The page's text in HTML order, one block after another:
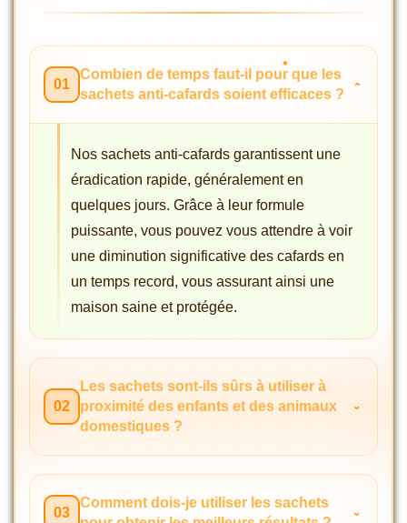
01
Combien de temps faut-il pour que les
sachets anti-cafards soient efficaces ?
Nos sachets anti-cafards garantissent une
éradication rapide, généralement en
quelques jours. Grâce à leur formule
puissante, vous pouvez vous attendre à voir
une diminution significative des cafards en
un temps record, vous assurant ainsi une
maison saine et protégée.
02
Les sachets sont-ils sûrs à utiliser à
proximité des enfants et des animaux
domestiques ?
03
Comment dois-je utiliser les sachets